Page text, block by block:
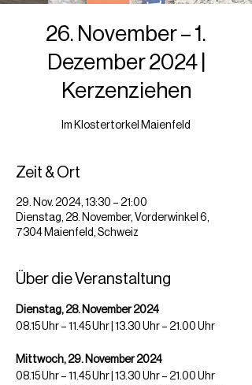
26. November – 1.
Dezember 2024 |
Kerzenziehen
Im Klostertorkel Maienfeld
Zeit & Ort
29. Nov. 2024, 13:30 – 21:00
Dienstag, 28. November, Vorderwinkel 6,
7304 Maienfeld, Schweiz
Über die Veranstaltung
Dienstag, 28. November 2024
08.15 Uhr – 11.45 Uhr | 13.30 Uhr – 21.00 Uhr
Mittwoch, 29. November 2024
08.15 Uhr – 11.45 Uhr | 13.30 Uhr – 21.00 Uhr